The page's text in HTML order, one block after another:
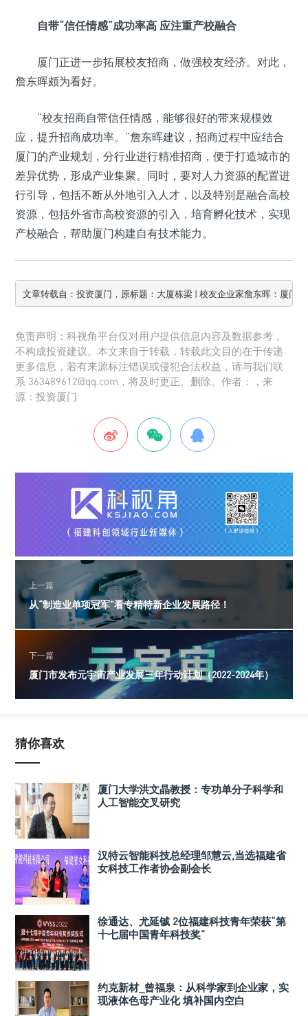
自带“信任情感”成功率高 应注重产校融合
厦门正进一步拓展校友招商，做强校友经济。对此，
詹东晖颇为看好。
“校友招商自带信任情感，能够很好的带来规模效
应，提升招商成功率。”詹东晖建议，招商过程中应结合
厦门的产业规划，分行业进行精准招商，便于打造城市的
差异优势，形成产业集聚。同时，要对人力资源的配置进
行引导，包括不断从外地引入人才，以及特别是融合高校
资源，包括外省市高校资源的引入，培育孵化技术，实现
产校融合，帮助厦门构建自有技术能力。
文章转载自：投资厦门，原标题：大厦栋梁 | 校友企业家詹东晖：厦门
免责声明：科视角平台仅对用户提供信息内容及数据参考，
不构成投资建议。本文来自于转载，转载此文目的在于传递
更多信息，若有来源标注错误或侵犯合法权益，请与我们联
系 363489612@qq.com，将及时更正、删除。作者：，来
源：投资厦门
上一篇
从“制造业单项冠军”看专精特新企业发展路径！
下一篇
厦门市发布元宇宙产业发展三年行动计划（2022-2024年）
猜你喜欢
厦门大学洪文晶教授：专功单分子科学和
人工智能交叉研究
汉特云智能科技总经理邹慧云,当选福建省
女科技工作者协会副会长
徐通达、尤延铖 2位福建科技青年荣获“第
十七届中国青年科技奖”
约克新材_曾福泉：从科学家到企业家，实
现液体色母产业化 填补国内空白